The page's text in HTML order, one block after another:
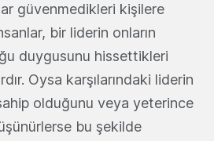
güvenmedikleri kişilere
bir liderin onların
duygusunu hissettikleri
Oysa karşılarındaki liderin
olduğunu veya yeterince
bu şekilde